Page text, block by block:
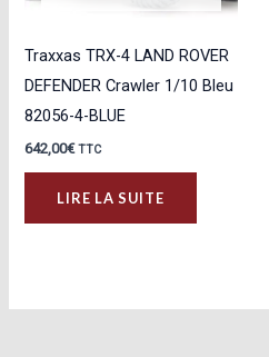
Traxxas TRX-4 LAND ROVER
DEFENDER Crawler 1/10 Bleu
82056-4-BLUE
642,00€ TTC
LIRE LA SUITE